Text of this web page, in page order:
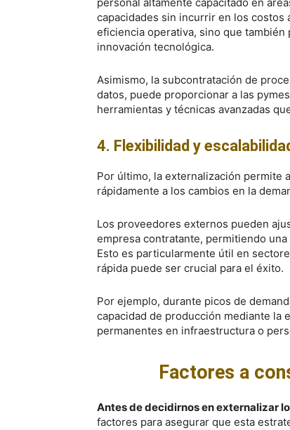
capacidades sin incurrir en los costos
eficiencia operativa, sino que también
innovación tecnológica.
Asimismo, la subcontratación de
datos, puede proporcionar a las
herramientas y técnicas avanzadas
4. Flexibilidad y
Por último, la externalización permite
rápidamente a los cambios en la
Los proveedores externos pueden
empresa contratante, permitiendo
Esto es particularmente útil en
rápida puede ser crucial para el éxito.
Por ejemplo, durante picos de
capacidad de producción mediante la
permanentes en infraestructura o
Factores a
Antes de decidirnos en externalizar
factores para asegurar que esta